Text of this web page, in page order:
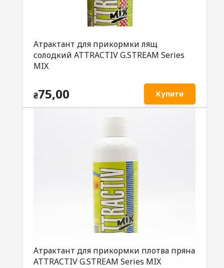
Атрактант для прикормки лящ
солодкий ATTRACTIV G.STREAM Series
MIX
₴75,00 Купити
Атрактант для прикормки плотва пряна
ATTRACTIV G.STREAM Series MIX